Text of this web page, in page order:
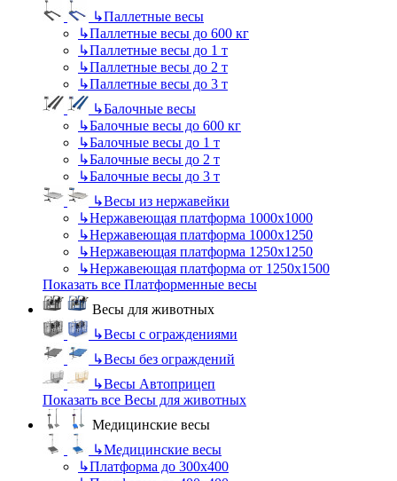
↳Паллетные весы
↳Паллетные весы до 600 кг
↳Паллетные весы до 1 т
↳Паллетные весы до 2 т
↳Паллетные весы до 3 т
↳Балочные весы
↳Балочные весы до 600 кг
↳Балочные весы до 1 т
↳Балочные весы до 2 т
↳Балочные весы до 3 т
↳Весы из нержавейки
↳Нержавеющая платформа 1000х1000
↳Нержавеющая платформа 1000х1250
↳Нержавеющая платформа 1250х1250
↳Нержавеющая платформа от 1250х1500
Показать все Платформенные весы
Весы для животных
↳Весы с ограждениями
↳Весы без ограждений
↳Весы Автоприцеп
Показать все Весы для животных
Медицинские весы
↳Медицинские весы
↳Платформа до 300х400